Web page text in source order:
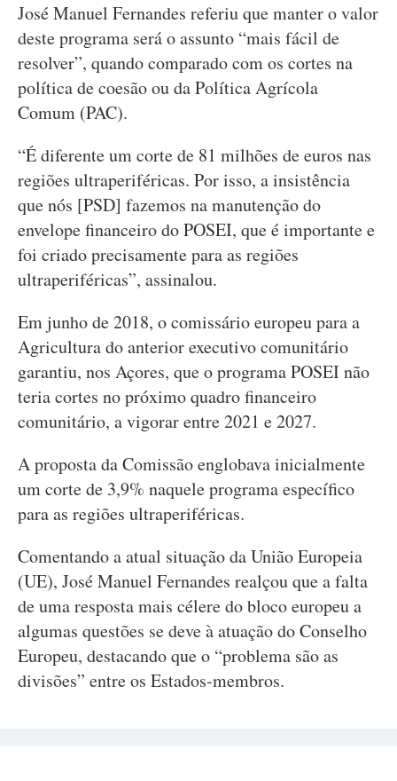
José Manuel Fernandes referiu que manter o valor
deste programa será o assunto “mais fácil de
resolver”, quando comparado com os cortes na
política de coesão ou da Política Agrícola
Comum (PAC).
“É diferente um corte de 81 milhões de euros nas
regiões ultraperiféricas. Por isso, a insistência
que nós [PSD] fazemos na manutenção do
envelope financeiro do POSEI, que é importante e
foi criado precisamente para as regiões
ultraperiféricas”, assinalou.
Em junho de 2018, o comissário europeu para a
Agricultura do anterior executivo comunitário
garantiu, nos Açores, que o programa POSEI não
teria cortes no próximo quadro financeiro
comunitário, a vigorar entre 2021 e 2027.
A proposta da Comissão englobava inicialmente
um corte de 3,9% naquele programa específico
para as regiões ultraperiféricas.
Comentando a atual situação da União Europeia
(UE), José Manuel Fernandes realçou que a falta
de uma resposta mais célere do bloco europeu a
algumas questões se deve à atuação do Conselho
Europeu, destacando que o “problema são as
divisões” entre os Estados-membros.